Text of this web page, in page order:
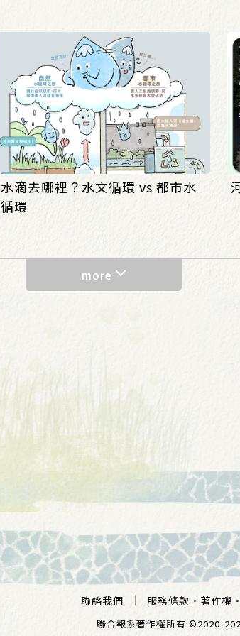
水滴去哪裡？水文循環 vs 都市水
循環
more
聯絡我們 服務條款 · 著作權 ·
聯合報系著作權所有 ©2020-